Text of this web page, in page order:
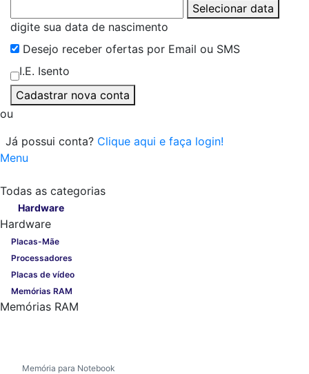
Selecionar data
digite sua data de nascimento
Desejo receber ofertas por Email ou SMS
I.E. Isento
Cadastrar nova conta
ou
Já possui conta? Clique aqui e faça login!
Menu
Todas as categorias
Hardware
Hardware
Placas-Mãe
Processadores
Placas de vídeo
Memórias RAM
Memórias RAM
Memória para Notebook